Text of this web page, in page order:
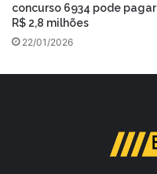
concurso 6934 pode pagar
R$ 2,8 milhões
22/01/2026